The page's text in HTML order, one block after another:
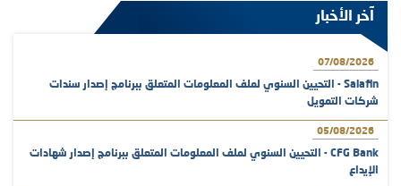
آخر الأخبار
07/08/2026
Salafin - التحيين السنوي لملف المعلومات المتعلق ببرنامج إصدار سندات
شركات التمويل
05/08/2026
CFG Bank - التحيين السنوي لملف المعلومات المتعلق ببرنامج إصدار شهادات
الإيداع